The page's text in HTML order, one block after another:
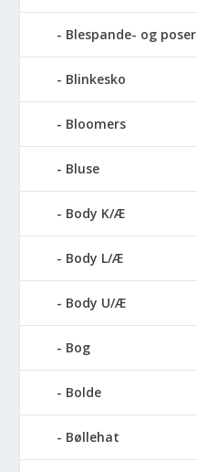
Blespande- og poser
Blinkesko
Bloomers
Bluse
Body K/Æ
Body L/Æ
Body U/Æ
Bog
Bolde
Bøllehat